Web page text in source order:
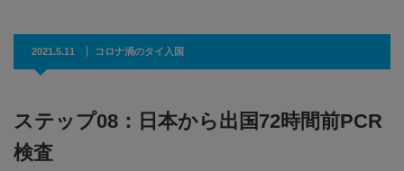
2021.5.11 コロナ渦のタイ入国
ステップ08：日本から出国72時間前PCR
検査